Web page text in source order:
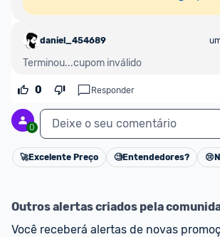
daniel_454689
Terminou...cupom inválido
0 Responder
0 Deixe o seu comentário
🚀Excelente Preço 🧐Entendedores? 😢
Outros alertas criados pela
Você receberá alertas de novas